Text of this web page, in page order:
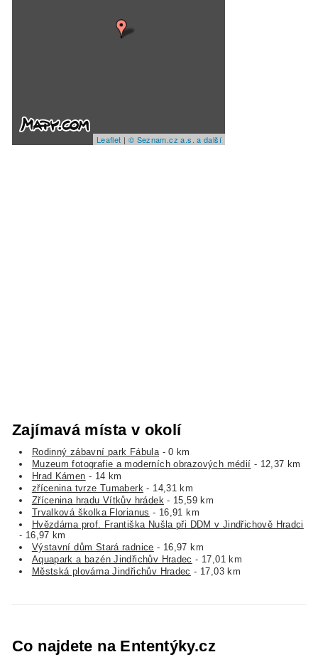
Leaflet | © Seznam.cz a.s. a další
Zajímavá místa v okolí
Rodinný zábavní park Fábula - 0 km
Muzeum fotografie a moderních obrazových médií - 12,37 km
Hrad Kámen - 14 km
zřícenina tvrze Tumaberk - 14,31 km
Zřícenina hradu Vítkův hrádek - 15,59 km
Trvalková školka Florianus - 16,91 km
Hvězdárna prof. Františka Nušla při DDM v Jindřichově Hradci
- 16,97 km
Výstavní dům Stará radnice - 16,97 km
Aquapark a bazén Jindřichův Hradec - 17,01 km
Městská plovárna Jindřichův Hradec - 17,03 km
Co najdete na Ententýky.cz